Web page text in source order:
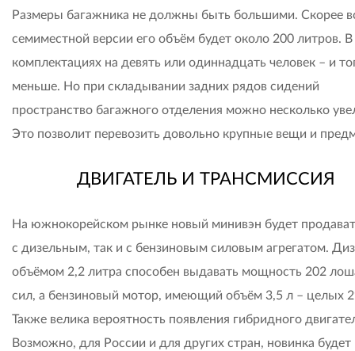
Размеры багажника не должны быть большими. Скорее
семиместной версии его объём будет около 200 литров. В
комплектациях на девять или одиннадцать человек – и
меньше. Но при складывании задних рядов сидений
пространство багажного отделения можно несколько
Это позволит перевозить довольно крупные вещи и
ДВИГАТЕЛЬ И ТРАНСМИССИЯ
На южнокорейском рынке новый минивэн будет
с дизельным, так и с бензиновым силовым агрегатом.
объёмом 2,2 литра способен выдавать мощность 202
сил, а бензиновый мотор, имеющий объём 3,5 л – целых
Также велика вероятность появления гибридного
Возможно, для России и для других стран, новинка будет